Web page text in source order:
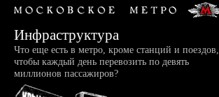
Инфраструктура
Что еще есть в метро, кроме станций и поездов,
чтобы каждый день перевозить по девять
миллионов пассажиров?